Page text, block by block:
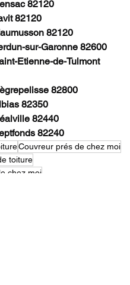
82120
82120
82120
sur-Garonne 82600
Etienne-de-Tulmont
82800
82350
82440
82240
Couvreur prés de chez moi
toiture
chez moi